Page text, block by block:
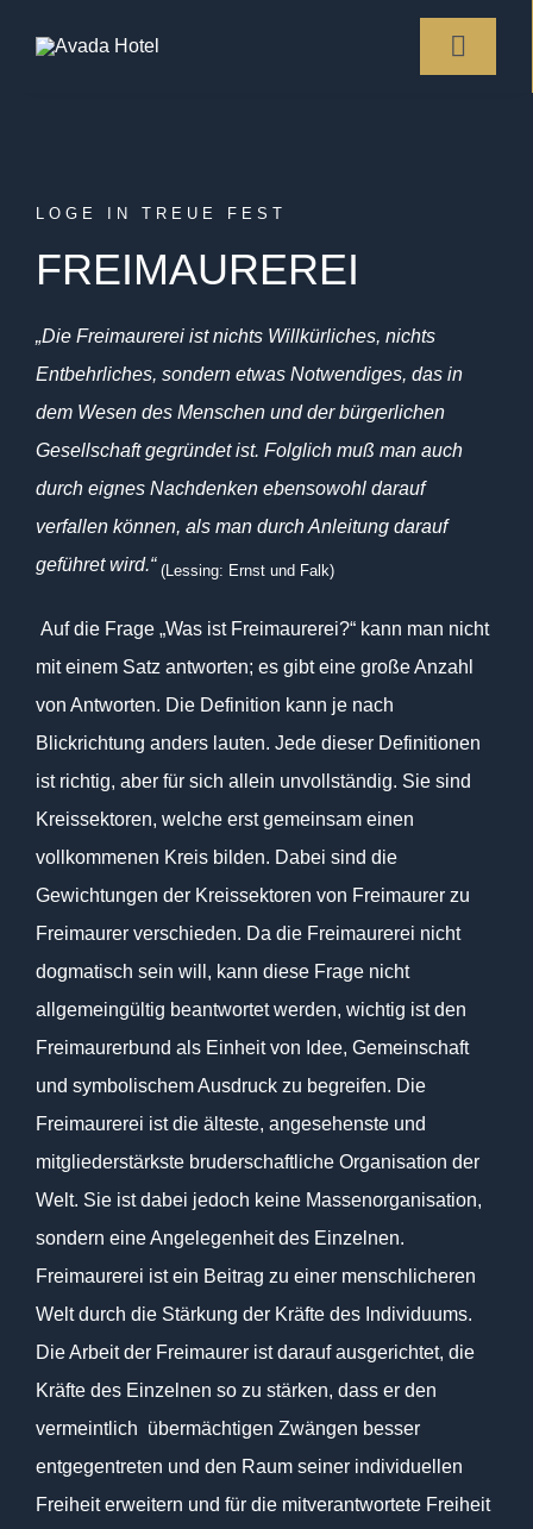
Toggle
Freimaurerei
Kontakt
LOGE IN TREUE FEST
FREIMAUREREI
„Die Freimaurerei ist nichts Willkürliches, nichts
Entbehrliches, sondern etwas Notwendiges, das in
dem Wesen des Menschen und der bürgerlichen
Gesellschaft gegründet ist. Folglich muß man auch
durch eignes Nachdenken ebensowohl darauf
verfallen können, als man durch Anleitung darauf
geführet wird.“ (Lessing: Ernst und Falk)
Auf die Frage „Was ist Freimaurerei?“ kann man nicht
mit einem Satz antworten; es gibt eine große Anzahl
von Antworten. Die Definition kann je nach
Blickrichtung anders lauten. Jede dieser Definitionen
ist richtig, aber für sich allein unvollständig. Sie sind
Kreissektoren, welche erst gemeinsam einen
vollkommenen Kreis bilden. Dabei sind die
Gewichtungen der Kreissektoren von Freimaurer zu
Freimaurer verschieden. Da die Freimaurerei nicht
dogmatisch sein will, kann diese Frage nicht
allgemeingültig beantwortet werden, wichtig ist den
Freimaurerbund als Einheit von Idee, Gemeinschaft
und symbolischem Ausdruck zu begreifen. Die
Freimaurerei ist die älteste, angesehenste und
mitgliederstärkste bruderschaftliche Organisation der
Welt. Sie ist dabei jedoch keine Massenorganisation,
sondern eine Angelegenheit des Einzelnen.
Freimaurerei ist ein Beitrag zu einer menschlicheren
Welt durch die Stärkung der Kräfte des Individuums.
Die Arbeit der Freimaurer ist darauf ausgerichtet, die
Kräfte des Einzelnen so zu stärken, dass er den
vermeintlich übermächtigen Zwängen besser
entgegentreten und den Raum seiner individuellen
Freiheit erweitern und für die mitverantwortete Freiheit